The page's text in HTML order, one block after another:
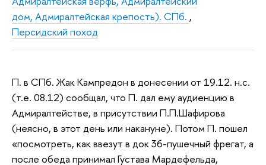
дом, Адмиралтейская крепость). СПб. ,
Персидский поход
П. в СПб. Жак Кампредон в донесении от 19.12. н.с.
(т.е. 08.12) сообщал, что П. дал ему аудиенцию в
Адмиралтействе, в присутствии П.П.Шафирова
(неясно, в этот день или накануне). Потом П. пошел
«посмотреть, как ввезут в док 36-пушечный фрегат, а
после обеда принимал Густава Мардефельда,